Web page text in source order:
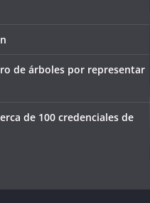
de árboles por representar
de 100 credenciales de